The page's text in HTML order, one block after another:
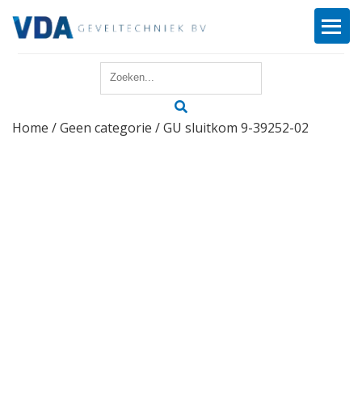
Reparatie
Home /Geen categorie / GU sluitkom 9-39252-02